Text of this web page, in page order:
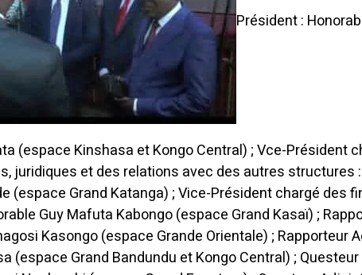
Président :
(espace Kinshasa et Kongo Central) ; Vce-Président
juridiques et des relations avec des autres structures :
(espace Grand Katanga) ; Vice-Président chargé des
Guy Mafuta Kabongo (espace Grand Kasaï) ;
Kasongo (espace Grande Orientale) ; Rapporteur
(espace Grand Bandundu et Kongo Central) ; Questeur